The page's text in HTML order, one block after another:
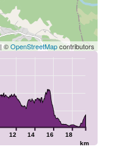
| ©OpenStreetMapcontributors
12 14 16 18
km